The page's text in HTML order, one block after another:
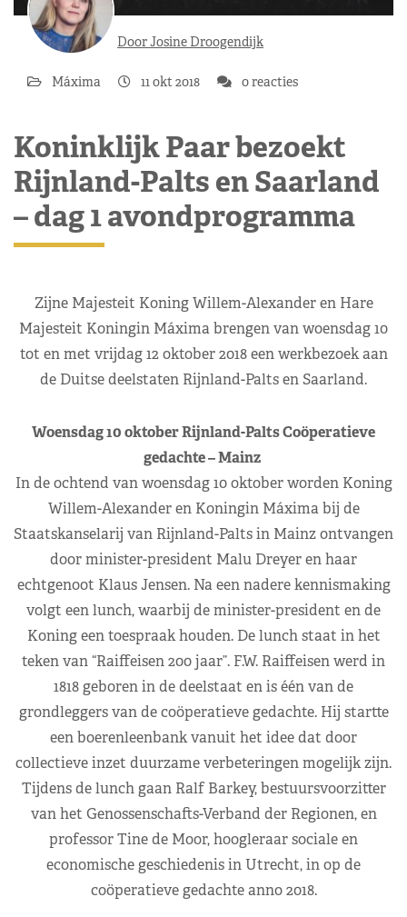
Door Josine Droogendijk
Máxima 11 okt 2018 0 reacties
Koninklijk Paar bezoekt
Rijnland-Palts en Saarland
– dag 1 avondprogramma
Zijne Majesteit Koning Willem-Alexander en Hare
Majesteit Koningin Máxima brengen van woensdag 10
tot en met vrijdag 12 oktober 2018 een werkbezoek aan
de Duitse deelstaten Rijnland-Palts en Saarland.
Woensdag 10 oktober Rijnland-Palts Coöperatieve
gedachte – Mainz
In de ochtend van woensdag 10 oktober worden Koning
Willem-Alexander en Koningin Máxima bij de
Staatskanselarij van Rijnland-Palts in Mainz ontvangen
door minister-president Malu Dreyer en haar
echtgenoot Klaus Jensen. Na een nadere kennismaking
volgt een lunch, waarbij de minister-president en de
Koning een toespraak houden. De lunch staat in het
teken van “Raiffeisen 200 jaar”. F.W. Raiffeisen werd in
1818 geboren in de deelstaat en is één van de
grondleggers van de coöperatieve gedachte. Hij startte
een boerenleenbank vanuit het idee dat door
collectieve inzet duurzame verbeteringen mogelijk zijn.
Tijdens de lunch gaan Ralf Barkey, bestuursvoorzitter
van het Genossenschafts-Verband der Regionen, en
professor Tine de Moor, hoogleraar sociale en
economische geschiedenis in Utrecht, in op de
coöperatieve gedachte anno 2018.